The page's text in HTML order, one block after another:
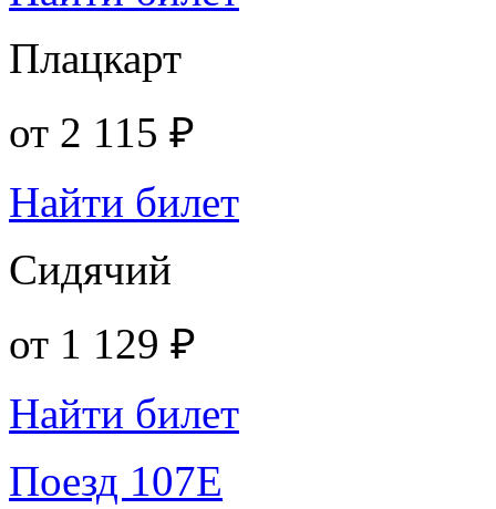
Плацкарт
от 2 115 ₽
Найти билет
Сидячий
от 1 129 ₽
Найти билет
Поезд 107Е